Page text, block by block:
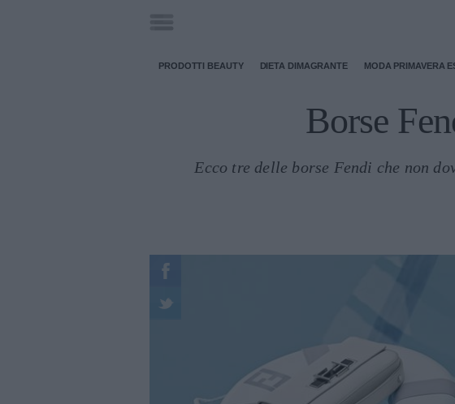
PRODOTTI BEAUTY DIETA DIMAGRANTE MODA PRIMAVERA
Borse
Ecco tre delle borse Fendi che non